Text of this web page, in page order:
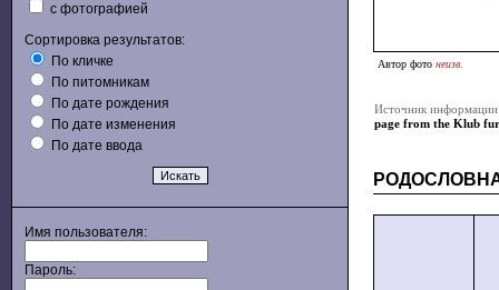
с фотографией
Сортировка результатов:
По кличке
По питомникам
По дате рождения
По дате изменения
По дате ввода
Имя пользователя:
Пароль:
Автор фото неизв.
Источник
page from the Klub